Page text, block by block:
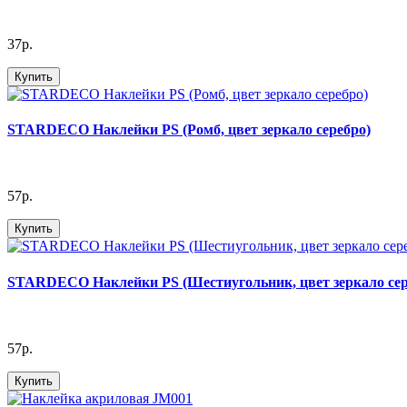
37р.
Купить
STARDECO Наклейки PS (Ромб, цвет зеркало серебро)
57р.
Купить
STARDECO Наклейки PS (Шестиугольник, цвет зеркало
57р.
Купить